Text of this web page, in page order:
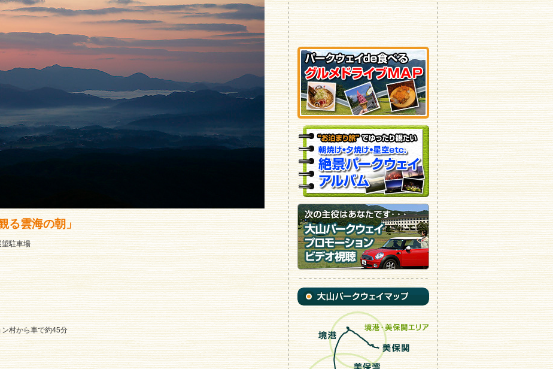
る雲海の朝」
駐車場
村から車で約45分